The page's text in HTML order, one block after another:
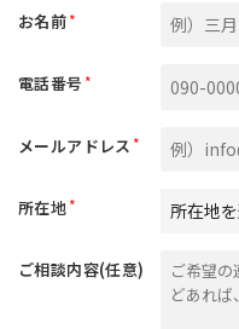
お名前*
電話番号 *
メールアドレス *
所在地*
ご相談内容(任意)